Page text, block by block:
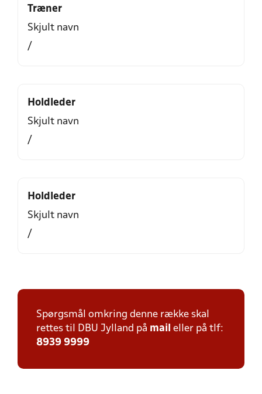
Træner
Skjult navn
/
Holdleder
Skjult navn
/
Holdleder
Skjult navn
/
Spørgsmål omkring denne række skal
rettes til DBU Jylland på mail eller på tlf:
8939 9999